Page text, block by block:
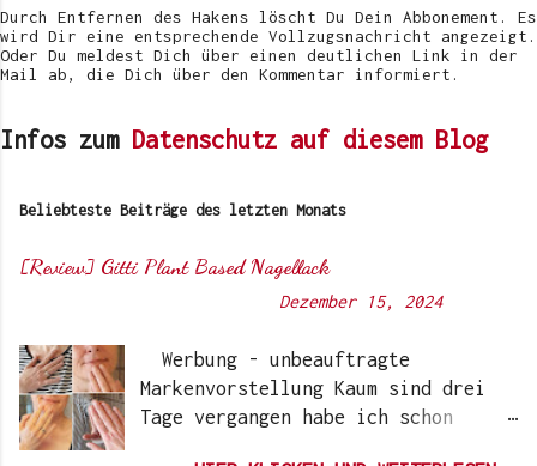
e
n
Durch Entfernen des Hakens löscht Du Dein Abbonement. Es
wird Dir eine entsprechende Vollzugsnachricht angezeigt.
Oder Du meldest Dich über einen deutlichen Link in der
Mail ab, die Dich über den Kommentar informiert.
Infos zum Datenschutz auf diesem Blog
Beliebteste Beiträge des letzten Monats
[Review] Gitti Plant Based Nagellack
Dezember 15, 2024
Werbung - unbeauftragte
Markenvorstellung Kaum sind drei
Tage vergangen habe ich schon